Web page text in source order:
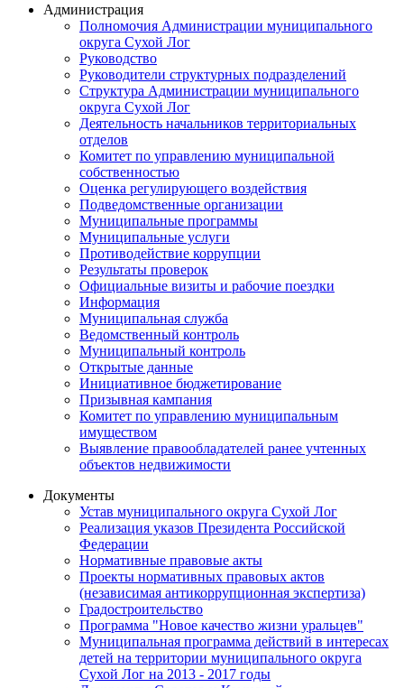
Администрация
Полномочия Администрации муниципального
округа Сухой Лог
Руководство
Руководители структурных подразделений
Структура Администрации муниципального
округа Сухой Лог
Деятельность начальников территориальных
отделов
Комитет по управлению муниципальной
собственностью
Оценка регулирующего воздействия
Подведомственные организации
Муниципальные программы
Муниципальные услуги
Противодействие коррупции
Результаты проверок
Официальные визиты и рабочие поездки
Информация
Муниципальная служба
Ведомственный контроль
Муниципальный контроль
Открытые данные
Инициативное бюджетирование
Призывная кампания
Комитет по управлению муниципальным
имуществом
Выявление правообладателей ранее учтенных
объектов недвижимости
Документы
Устав муниципального округа Сухой Лог
Реализация указов Президента Российской
Федерации
Нормативные правовые акты
Проекты нормативных правовых актов
(независимая антикоррупционная экспертиза)
Градостроительство
Программа "Новое качество жизни уральцев"
Муниципальная программа действий в интересах
детей на территории муниципального округа
Сухой Лог на 2013 - 2017 годы